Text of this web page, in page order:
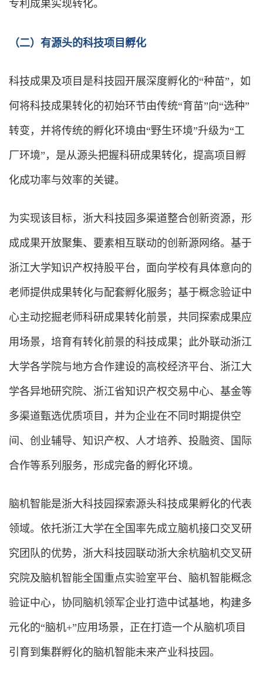
专利成果实现转化。
（二）有源头的科技项目孵化
科技成果及项目是科技园开展深度孵化的“种苗”，如
何将科技成果转化的初始环节由传统“育苗”向“选种”
转变，并将传统的孵化环境由“野生环境”升级为“工
厂环境”，是从源头把握科研成果转化，提高项目孵
化成功率与效率的关键。
为实现该目标，浙大科技园多渠道整合创新资源，形
成成果开放聚集、要素相互联动的创新源网络。基于
浙江大学知识产权持股平台，面向学校有具体意向的
老师提供成果转化与配套孵化服务；基于概念验证中
心主动挖掘老师科研成果转化前景，共同探索成果应
用场景，培育有转化前景的科技成果；此外联动浙江
大学各学院与地方合作建设的高校经济平台、浙江大
学各异地研究院、浙江省知识产权交易中心、基金等
多渠道甄选优质项目，并为企业在不同时期提供空
间、创业辅导、知识产权、人才培养、投融资、国际
合作等系列服务，形成完备的孵化环境。
脑机智能是浙大科技园探索源头科技成果孵化的代表
领域。依托浙江大学在全国率先成立脑机接口交叉研
究团队的优势，浙大科技园联动浙大余杭脑机交叉研
究院及脑机智能全国重点实验室平台、脑机智能概念
验证中心，协同脑机领军企业打造中试基地，构建多
元化的“脑机+”应用场景，正在打造一个从脑机项目
引育到集群孵化的脑机智能未来产业科技园。